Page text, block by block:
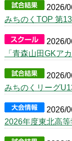
2026/
みちのくTOP 第
2026/
「青森山田GKア
2026/
みちのくリーグ
2026/
2026年度東北高